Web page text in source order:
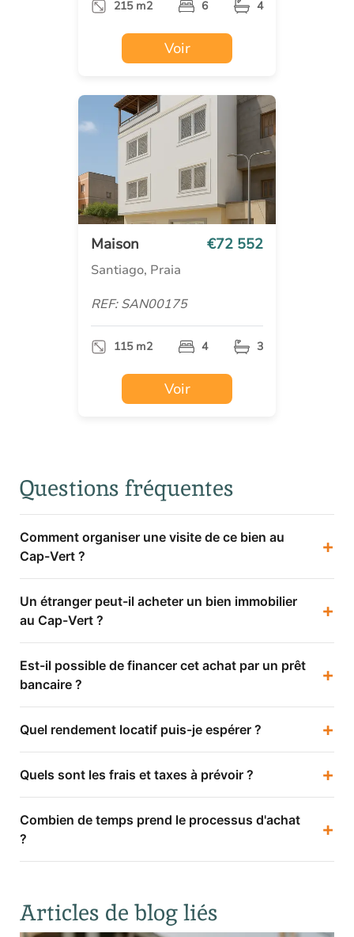
215 m2 6 4
Voir
Maison €72 552
Santiago, Praia
REF: SAN00175
115 m2 4 3
Voir
Questions fréquentes
Comment organiser une visite de ce bien au
Cap-Vert ?
+
Un étranger peut-il acheter un bien immobilier
au Cap-Vert ?
+
Est-il possible de financer cet achat par un prêt
bancaire ?
+
Quel rendement locatif puis-je espérer ? +
Quels sont les frais et taxes à prévoir ? +
Combien de temps prend le processus d'achat
?
+
Articles de blog liés